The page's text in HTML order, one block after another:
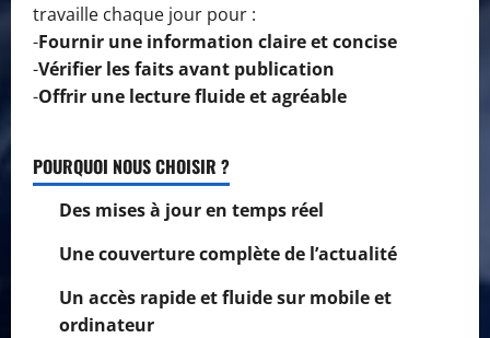
travaille chaque jour pour :
-Fournir une information claire et concise
-Vérifier les faits avant publication
-Offrir une lecture fluide et agréable
POURQUOI NOUS CHOISIR ?
Des mises à jour en temps réel
Une couverture complète de l’actualité
Un accès rapide et fluide sur mobile et
ordinateur